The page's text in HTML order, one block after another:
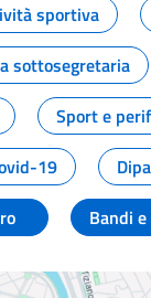
sportiva
sottosegretaria
Sport e
19
Bandi